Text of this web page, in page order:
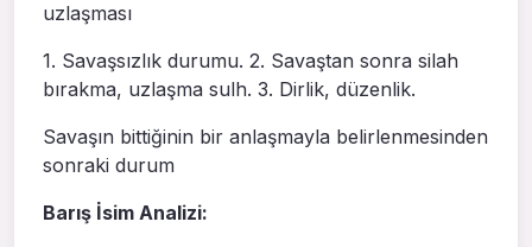
uzlaşması
1. Savaşsızlık durumu. 2. Savaştan sonra silah
bırakma, uzlaşma sulh. 3. Dirlik, düzenlik.
Savaşın bittiğinin bir anlaşmayla belirlenmesinden
sonraki durum
Barış İsim Analizi: